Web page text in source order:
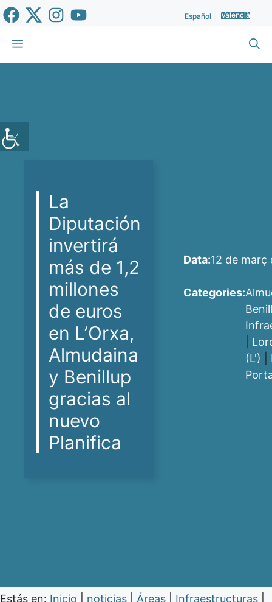
Vés
al
contingut
Español Valencià
Menu
La
Diputación
invertirá
más de 1,2
millones
de euros
en L’Orxa,
Almudaina
y Benillup
gracias al
nuevo
Planifica
Data:12 de març
Categories:
(L')
Estás en: Inicio noticias Áreas Infraestructuras